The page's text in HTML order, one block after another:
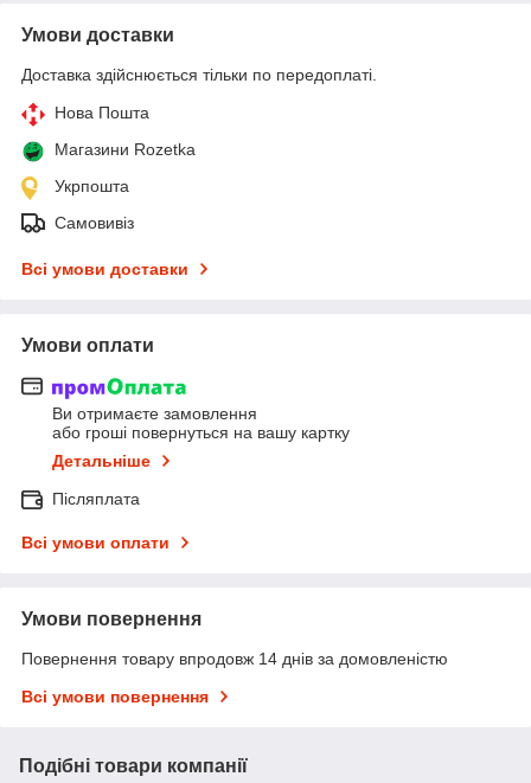
Умови доставки
Доставка здійснюється тільки по передоплаті.
Нова Пошта
Магазини Rozetka
Укрпошта
Самовивіз
Всі умови доставки
Умови оплати
Ви отримаєте замовлення
або гроші повернуться на вашу картку
Детальніше
Післяплата
Всі умови оплати
Умови повернення
Повернення товару впродовж 14 днів за домовленістю
Всі умови повернення
Подібні товари компанії